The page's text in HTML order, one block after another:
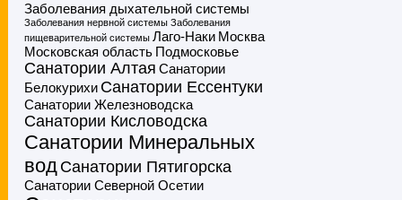
Заболевания дыхательной системы
Заболевания нервной системы Заболевания
пищеварительной системы Лаго-Наки Москва
Московская область Подмосковье
Санатории Алтая Санатории
Белокурихи Санатории Ессентуки
Санатории Железноводска
Санатории Кисловодска
Санатории Минеральных
вод Санатории Пятигорска
Санатории Северной Осетии